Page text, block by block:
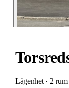
Lägenhet · 2 rum